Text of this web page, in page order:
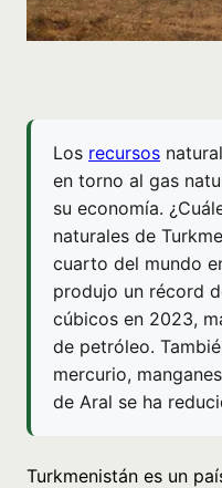
Los recursos
en torno al gas
su economía.
naturales de
cuarto del mundo
produjo un récord
cúbicos en 2023,
de petróleo.
mercurio,
de Aral se ha
Turkmenistán es un